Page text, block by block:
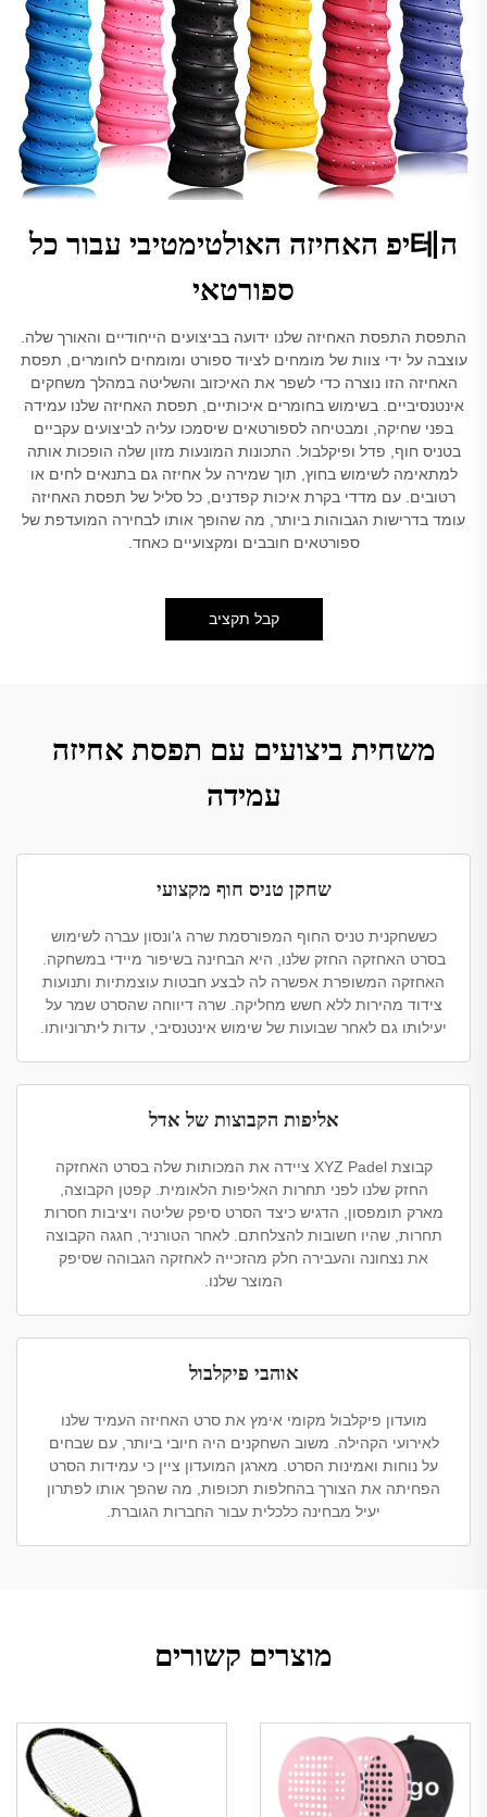
ה테יפ האחיזה האולטימטיבי עבור כל
ספורטאי
התפסת התפסת האחיזה שלנו ידועה בביצועים הייחודיים והאורך שלה.
עוצבה על ידי צוות של מומחים לציוד ספורט ומומחים לחומרים, תפסת
האחיזה הזו נוצרה כדי לשפר את האיכזוב והשליטה במהלך משחקים
אינטנסיביים. בשימוש בחומרים איכותיים, תפסת האחיזה שלנו עמידה
בפני שחיקה, ומבטיחה לספורטאים שיסמכו עליה לביצועים עקביים
בטניס חוף, פדל ופיקלבול. התכונות המונעות מזון שלה הופכות אותה
למתאימה לשימוש בחוץ, תוך שמירה על אחיזה גם בתנאים לחים או
רטובים. עם מדדי בקרת איכות קפדנים, כל סליל של תפסת האחיזה
עומד בדרישות הגבוהות ביותר, מה שהופך אותו לבחירה המועדפת של
ספורטאים חובבים ומקצועיים כאחד.
קבל תקציב
משחית ביצועים עם תפסת אחיזה
עמידה
שחקן טניס חוף מקצועי
כששחקנית טניס החוף המפורסמת שרה ג'ונסון עברה לשימוש
בסרט האחזקה החזק שלנו, היא הבחינה בשיפור מיידי במשחקה.
האחזקה המשופרת אפשרה לה לבצע חבטות עוצמתיות ותנועות
צידוד מהירות ללא חשש מחליקה. שרה דיווחה שהסרט שמר על
יעילותו גם לאחר שבועות של שימוש אינטנסיבי, עדות ליתרוניותו.
אליפות הקבוצות של אדל
קבוצת XYZ Padel ציידה את המכותות שלה בסרט האחזקה
החזק שלנו לפני תחרות האליפות הלאומית. קפטן הקבוצה,
מארק תומפסון, הדגיש כיצד הסרט סיפק שליטה ויציבות חסרות
תחרות, שהיו חשובות להצלחתם. לאחר הטורניר, חגגה הקבוצה
את נצחונה והעבירה חלק מהזכייה לאחזקה הגבוהה שסיפק
המוצר שלנו.
אוהבי פיקלבול
מועדון פיקלבול מקומי אימץ את סרט האחיזה העמיד שלנו
לאירועי הקהילה. משוב השחקנים היה חיובי ביותר, עם שבחים
על נוחות ואמינות הסרט. מארגן המועדון ציין כי עמידות הסרט
הפחיתה את הצורך בהחלפות תכופות, מה שהפך אותו לפתרון
יעיל מבחינה כלכלית עבור החברות הגוברת.
מוצרים קשורים